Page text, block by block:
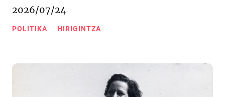
2026/07/24
POLITIKA HIRIGINTZA